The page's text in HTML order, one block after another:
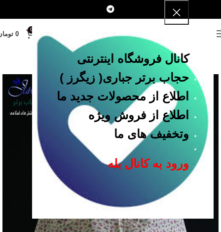
کانال فروشگاه اینترنتی
حجاب برتر جباری( زیگرز )
اطلاع از محصولات جدید ما
اطلاع از فروش ویژه
وتخفیف های ما
ورود به کانال بله
0
0